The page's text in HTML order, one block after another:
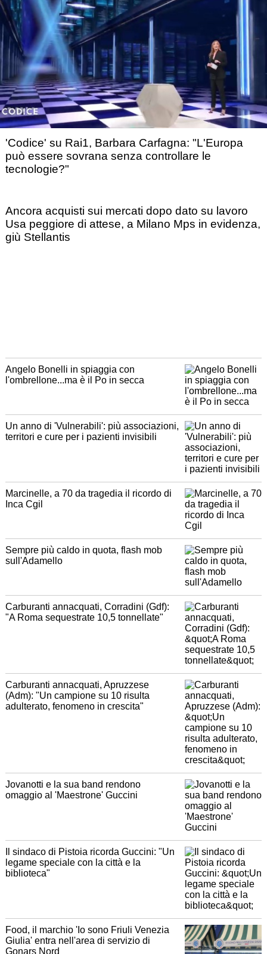
'Codice' su Rai1, Barbara Carfagna: "L'Europa
può essere sovrana senza controllare le
tecnologie?"
Ancora acquisti sui mercati dopo dato su lavoro
Usa peggiore di attese, a Milano Mps in evidenza,
giù Stellantis
Angelo Bonelli in spiaggia con
l'ombrellone...ma è il Po in secca
Un anno di 'Vulnerabili': più associazioni,
territori e cure per i pazienti invisibili
Marcinelle, a 70 da tragedia il ricordo di
Inca Cgil
Sempre più caldo in quota, flash mob
sull'Adamello
Carburanti annacquati, Corradini (Gdf):
"A Roma sequestrate 10,5 tonnellate"
Carburanti annacquati, Apruzzese
(Adm): "Un campione su 10 risulta
adulterato, fenomeno in crescita"
Jovanotti e la sua band rendono
omaggio al 'Maestrone' Guccini
Il sindaco di Pistoia ricorda Guccini: "Un
legame speciale con la città e la
biblioteca"
Food, il marchio 'Io sono Friuli Venezia
Giulia' entra nell'area di servizio di
Gonars Nord